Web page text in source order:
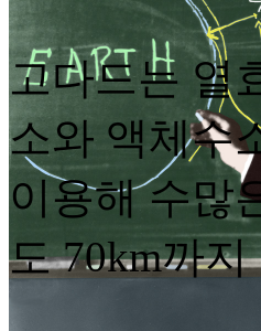
고다드는 열
소와 액체수
이용해 수많
도 70km까